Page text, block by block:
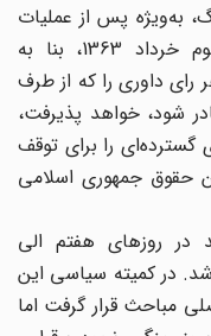
به‌ویژه پس از عملیات
فتح‌المبین و آزادسازی خرمشهر در سوم خرداد 1363، بنا به
داوری را که از طرف
شود، خواهد پذیرفت،
را برای توقف
حقوق جمهوری اسلامی
روزهای هفتم الی
شد. در کمیته سیاسی این
مباحث قرار گرفت اما